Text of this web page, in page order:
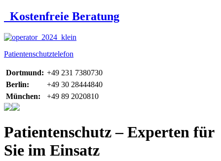
Kostenfreie Beratung
Patientenschutztelefon
Dortmund: +49 231 7380730
Berlin:
+49 30 28444840
München:
+49 89 2020810
Patientenschutz – Experten für
Sie im Einsatz